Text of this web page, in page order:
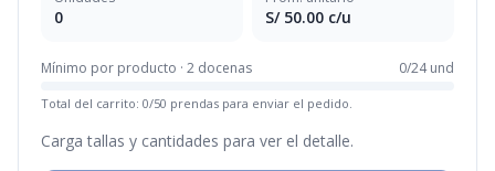
0 S/ 50.00 c/u
Mínimo por producto · 2 docenas 0/24und
Total del carrito: 0/50 prendas para enviar el pedido.
Carga tallas y cantidades para ver el detalle.